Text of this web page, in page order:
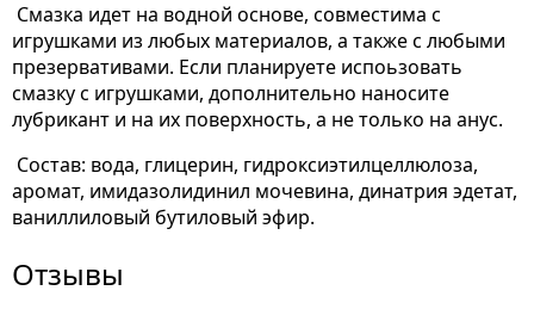
Смазка идет на водной основе, совместима с
игрушками из любых материалов, а также с любыми
презервативами. Если планируете испоьзовать
смазку с игрушками, дополнительно наносите
лубрикант и на их поверхность, а не только на анус.
Состав: вода, глицерин, гидроксиэтилцеллюлоза,
аромат, имидазолидинил мочевина, динатрия эдетат,
ваниллиловый бутиловый эфир.
Отзывы